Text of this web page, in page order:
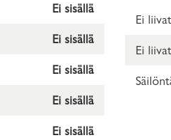
Ei sisällä
Ei sisällä
Ei sisällä
Ei sisällä
Ei sisällä
Ei
Ei